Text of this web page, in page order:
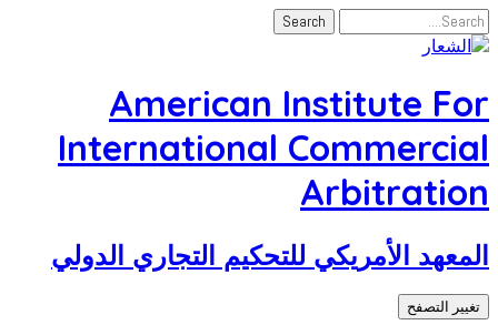
American Institute For
International Commercial
Arbitration
المعهد الأمريكي للتحكيم التجاري الدولي
تغيير التصفح